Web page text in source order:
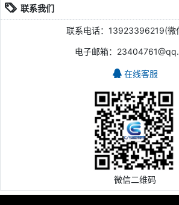
联系我们
联系电话：13923396219(微
电子邮箱：
在线客服
微信二维码